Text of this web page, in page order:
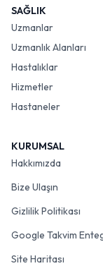
SAĞLIK
Uzmanlar
Uzmanlık Alanları
Hastalıklar
Hizmetler
Hastaneler
KURUMSAL
Hakkımızda
Bize Ulaşın
Gizlilik Politikası
Google Takvim
Site Haritası